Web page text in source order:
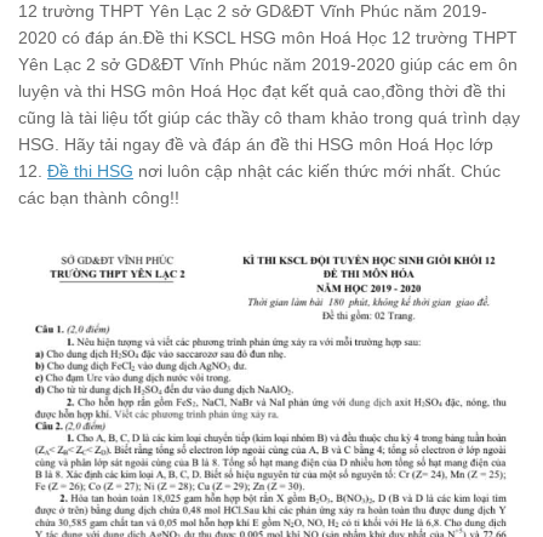
12 trường THPT Yên Lạc 2 sở GD&ĐT Vĩnh Phúc năm 2019-
2020 có đáp án.Đề thi KSCL HSG môn Hoá Học 12 trường THPT
Yên Lạc 2 sở GD&ĐT Vĩnh Phúc năm 2019-2020 giúp các em ôn
luyện và thi HSG môn Hoá Học đạt kết quả cao,đồng thời đề thi
cũng là tài liệu tốt giúp các thầy cô tham khảo trong quá trình dạy
HSG. Hãy tải ngay đề và đáp án đề thi HSG môn Hoá Học lớp
12. Đề thi HSG nơi luôn cập nhật các kiến thức mới nhất. Chúc
các bạn thành công!!